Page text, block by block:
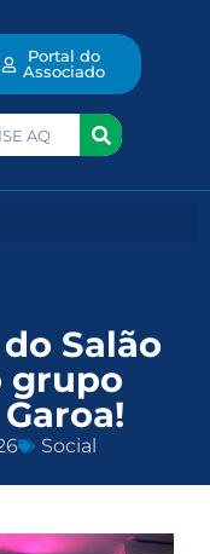
Portal do
Associado
Salão
grupo
Social